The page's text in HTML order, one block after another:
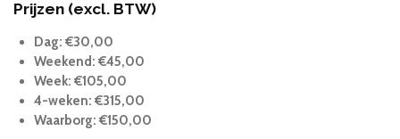
Prijzen (excl. BTW)
Dag: €30,00
Weekend: €45,00
Week: €105,00
4-weken: €315,00
Waarborg: €150,00